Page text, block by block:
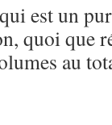
est un
quoi que
au